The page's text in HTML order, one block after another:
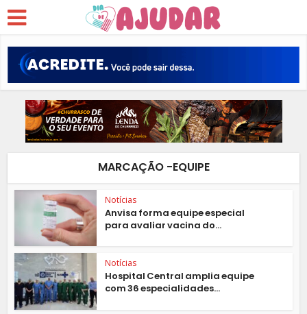
MARCAÇÃO -EQUIPE
Notícias
Anvisa forma equipe especial
para avaliar vacina do...
Notícias
Hospital Central amplia equipe
com 36 especialidades...